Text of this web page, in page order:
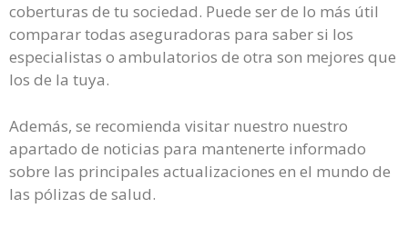
coberturas de tu sociedad. Puede ser de lo más útil
comparar todas aseguradoras para saber si los
especialistas o ambulatorios de otra son mejores que
los de la tuya.
Además, se recomienda visitar nuestro nuestro
apartado de noticias para mantenerte informado
sobre las principales actualizaciones en el mundo de
las pólizas de salud.